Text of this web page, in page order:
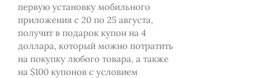
первую установку мобильного
приложения с 20 по 25 августа,
получит в подарок купон на 4
доллара, который можно потратить
на покупку любого товара, а также
на $100 купонов с условием